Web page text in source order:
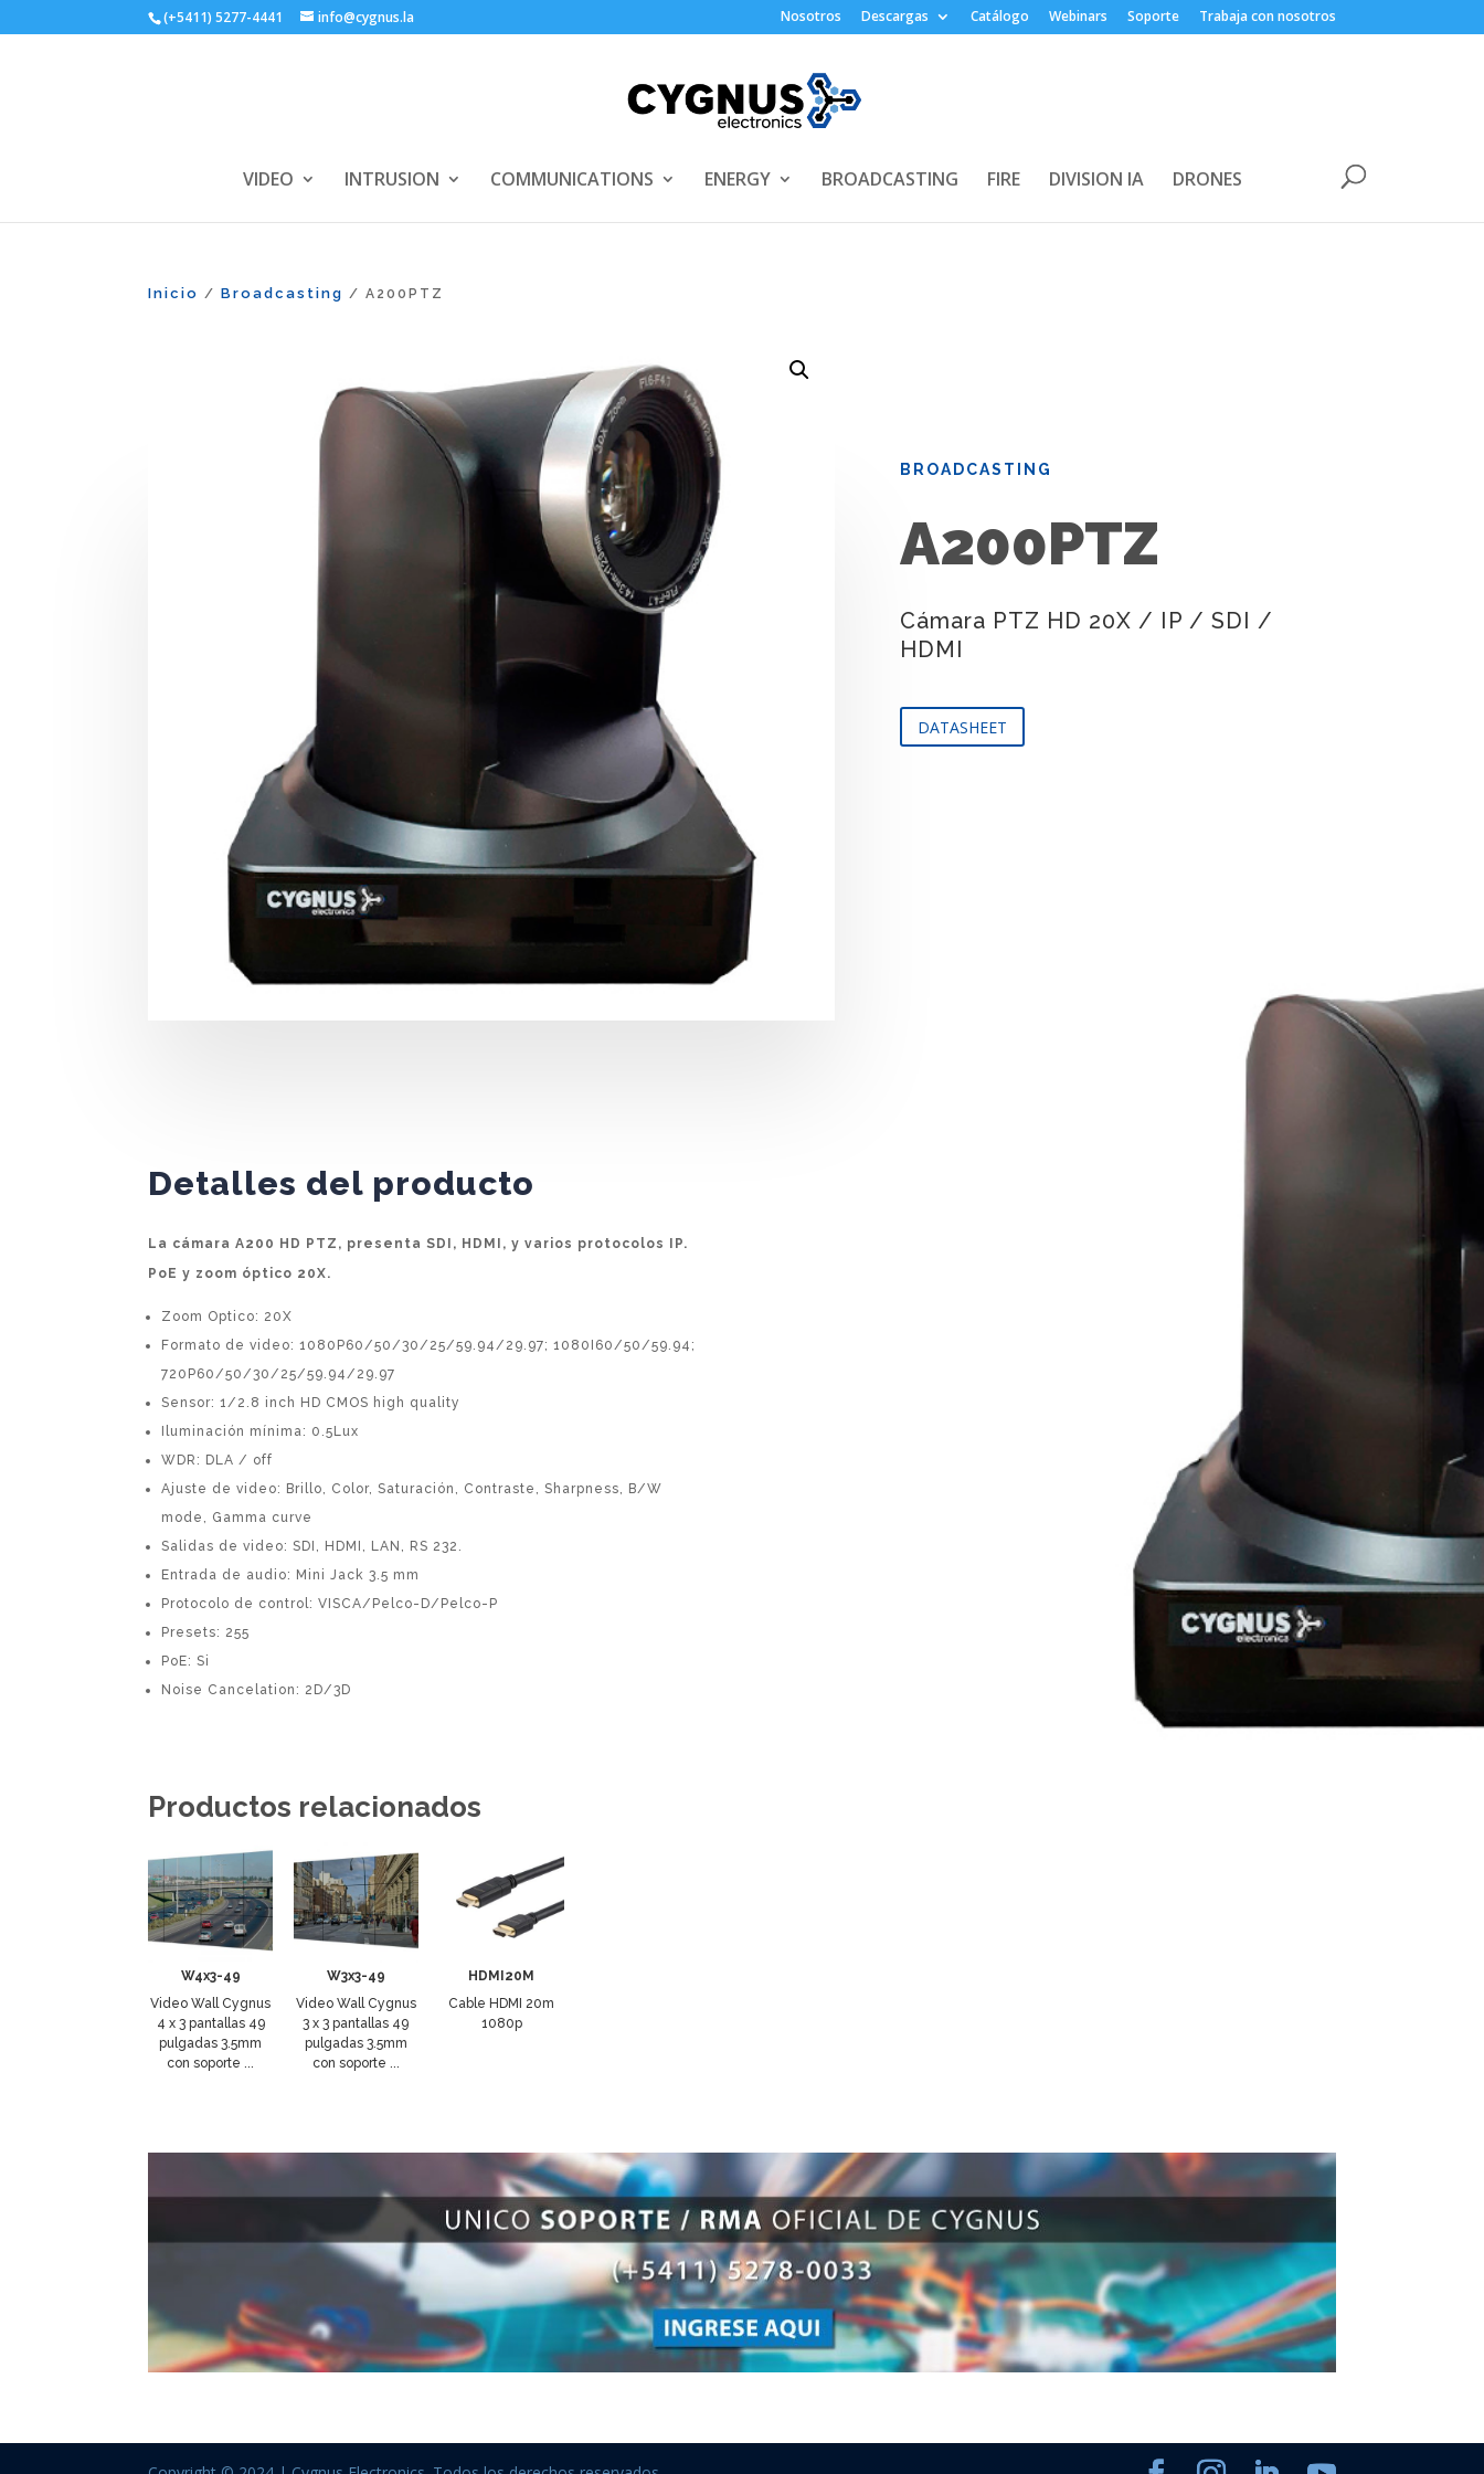
(+5411) 5277-4441 info@cygnus.la Nosotros Descargas Catálogo Webinars Soporte Trabaja con nosotros
VIDEO INTRUSION COMMUNICATIONS ENERGY BROADCASTING FIRE DIVISION IA DRONES
Inicio /Broadcasting / A200PTZ
BROADCASTING
A200PTZ
Cámara PTZ HD 20X / IP / SDI /
HDMI
DATASHEET
Detalles del producto
La cámara A200 HD PTZ, presenta SDI, HDMI, y varios protocolos IP.
PoE y zoom óptico 20X.
Zoom Optico: 20X
Formato de video: 1080P60/50/30/25/59.94/29.97; 1080I60/50/59.94;
720P60/50/30/25/59.94/29.97
Sensor: 1/2.8 inch HD CMOS high quality
Iluminación mínima: 0.5Lux
WDR: DLA / off
Ajuste de video: Brillo, Color, Saturación, Contraste, Sharpness, B/W
mode, Gamma curve
Salidas de video: SDI, HDMI, LAN, RS 232.
Entrada de audio: Mini Jack 3.5 mm
Protocolo de control: VISCA/Pelco-D/Pelco-P
Presets: 255
PoE: Si
Noise Cancelation: 2D/3D
Productos relacionados
W4x3-49
Video Wall Cygnus
4 x 3 pantallas 49
pulgadas 3.5mm
con soporte ...
W3x3-49
Video Wall Cygnus
3 x 3 pantallas 49
pulgadas 3.5mm
con soporte ...
HDMI20M
Cable HDMI 20m
1080p